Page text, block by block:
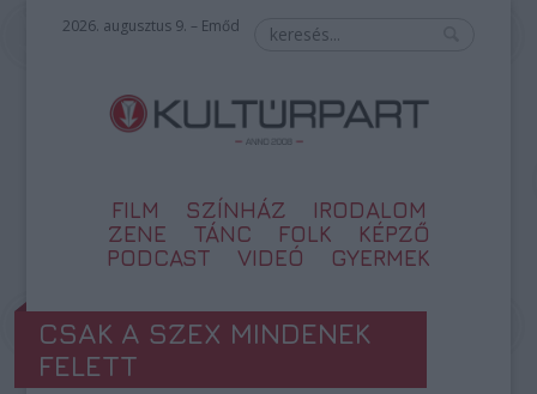
2026. augusztus 9. – Emőd
FILM SZÍNHÁZ
IRODALOM
ZENE
TÁNC FOLK
KÉPZŐ
PODCAST
VIDEÓ GYERMEK
CSAK A SZEX MINDENEK
FELETT